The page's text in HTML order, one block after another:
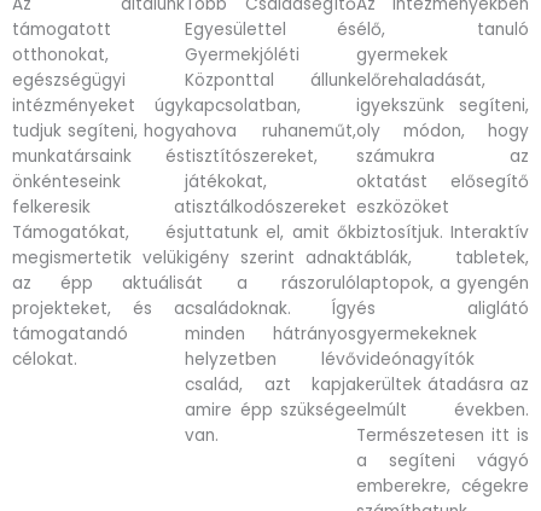
támogatott
otthonokat,
egészségügyi
intézményeket úgy
tudjuk segíteni, hogy
munkatársaink és
önkénteseink
felkeresik a
Támogatókat, és
megismertetik velük
az épp aktuális
projekteket, és a
támogatandó
célokat.
Egyesülettel és
Gyermekjóléti
Központtal állunk
kapcsolatban,
ahova ruhaneműt,
tisztítószereket,
játékokat,
tisztálkodószereket
juttatunk el, amit ők
igény szerint adnak
át a rászoruló
családoknak. Így
minden hátrányos
helyzetben lévő
család, azt kapja
amire épp szüksége
van.
élő, tanuló
gyermekek
előrehaladását,
igyekszünk segíteni,
oly módon, hogy
számukra az
oktatást elősegítő
eszközöket
biztosítjuk. Interaktív
táblák, tabletek,
laptopok, a gyengén
és aliglátó
gyermekeknek
videónagyítók
kerültek átadásra az
elmúlt években.
Természetesen itt is
a segíteni vágyó
emberekre, cégekre